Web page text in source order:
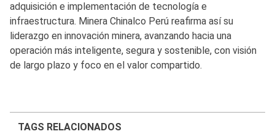
adquisición e implementación de tecnología e
infraestructura. Minera Chinalco Perú reafirma así su
liderazgo en innovación minera, avanzando hacia una
operación más inteligente, segura y sostenible, con visión
de largo plazo y foco en el valor compartido.
TAGS RELACIONADOS